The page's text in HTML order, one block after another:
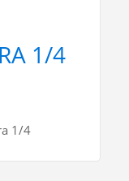
1/4
1/4